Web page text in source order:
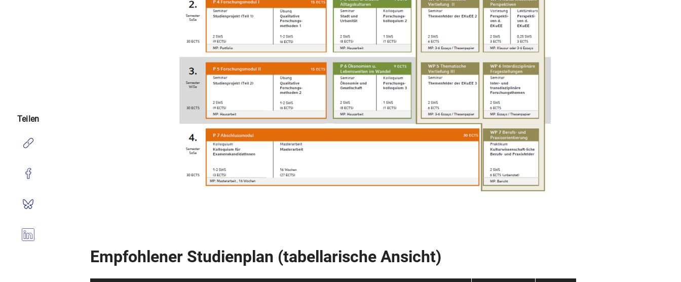
Empfohlener Studienplan (tabellarische Ansicht)
Teilen